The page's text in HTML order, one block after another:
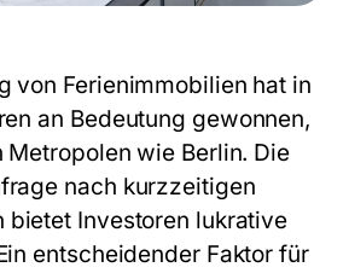
von Ferienimmobilien hat in
an Bedeutung gewonnen,
Metropolen wie Berlin. Die
nach kurzzeitigen
bietet Investoren lukrative
entscheidender Faktor für